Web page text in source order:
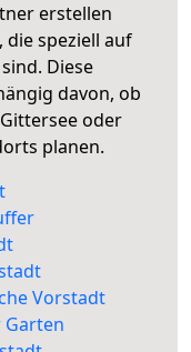
erstellen
speziell auf
Diese
davon, ob
oder
planen.
Vorstadt
Garten